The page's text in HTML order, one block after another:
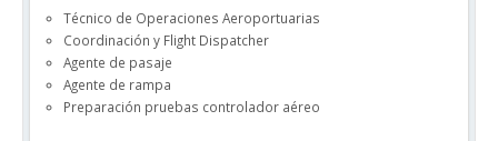
Técnico de Operaciones Aeroportuarias
Coordinación y Flight Dispatcher
Agente de pasaje
Agente de rampa
Preparación pruebas controlador aéreo